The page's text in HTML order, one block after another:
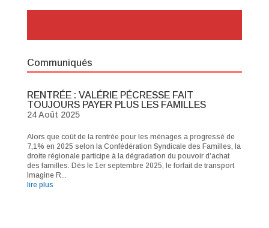
Communiqués
RENTRÉE : VALÉRIE PÉCRESSE FAIT
TOUJOURS PAYER PLUS LES FAMILLES
24 Août 2025
Alors que coût de la rentrée pour les ménages a progressé de
7,1% en 2025 selon la Confédération Syndicale des Familles, la
droite régionale participe à la dégradation du pouvoir d’achat
des familles. Dès le 1er septembre 2025, le forfait de transport
Imagine R...
lire plus